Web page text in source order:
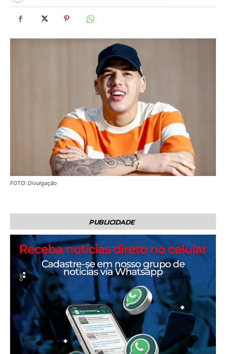
FOTO: Divulgação
PUBLICIDADE